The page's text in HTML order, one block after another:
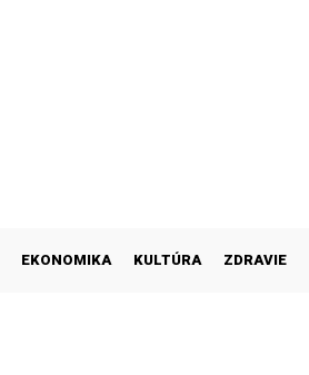
EKONOMIKA KULTÚRA ZDRAVIE